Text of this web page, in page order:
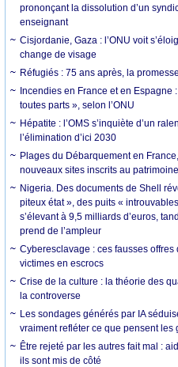
prononçant la dissolution d’un
enseignant
Cisjordanie, Gaza : l’ONU voit
change de visage
Réfugiés : 75 ans après, la
Incendies en France et en Espagne
toutes parts », selon l’ONU
Hépatite : l’OMS s’inquiète d’un
l’élimination d’ici 2030
Plages du Débarquement en
nouveaux sites inscrits au
Nigeria. Des documents de Shell
piteux état », des puits «
s’élevant à 9,5 milliards d’euros,
prend de l’ampleur
Cyberesclavage : ces fausses
victimes en escrocs
Crise de la culture : la théorie des
la controverse
Les sondages générés par IA
vraiment refléter ce que pensent les
Être rejeté par les autres fait mal :
ils sont mis de côté